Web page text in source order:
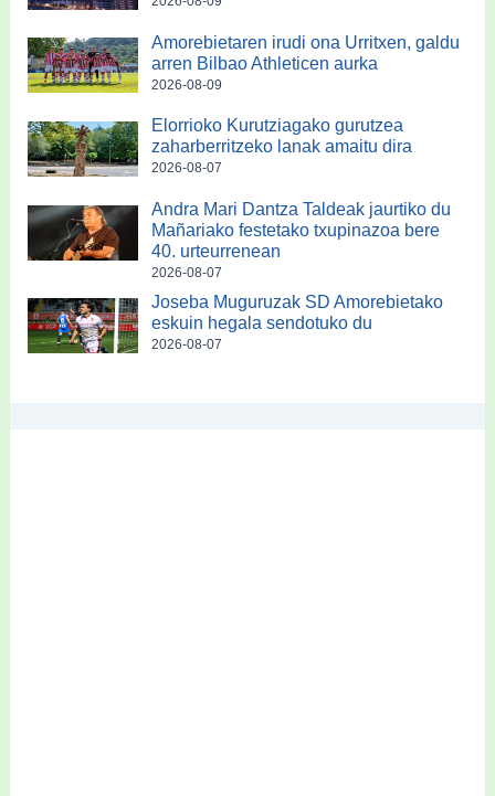
Amorebietaren irudi ona Urritxen, galdu
arren Bilbao Athleticen aurka
2026-08-09
Elorrioko Kurutziagako gurutzea
zaharberritzeko lanak amaitu dira
2026-08-07
Andra Mari Dantza Taldeak jaurtiko du
Mañariako festetako txupinazoa bere
40. urteurrenean
2026-08-07
Joseba Muguruzak SD Amorebietako
eskuin hegala sendotuko du
2026-08-07